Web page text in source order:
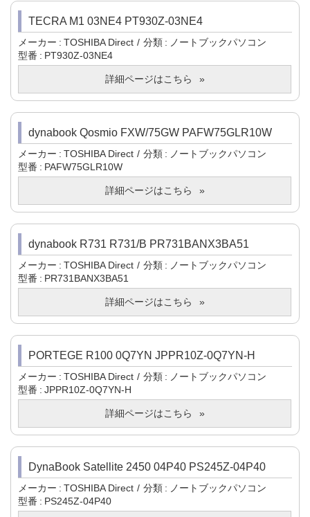
TECRA M1 03NE4 PT930Z-03NE4
メーカー TOSHIBA Direct 分類
ノートブックパソコン
型番
PT930Z-03NE4
詳細ページはこちら
dynabook Qosmio FXW/75GW PAFW75GLR10W
メーカー TOSHIBA Direct 分類
ノートブックパソコン
型番
PAFW75GLR10W
詳細ページはこちら
dynabook R731 R731/B PR731BANX3BA51
メーカー TOSHIBA Direct 分類
ノートブックパソコン
型番
PR731BANX3BA51
詳細ページはこちら
PORTEGE R100 0Q7YN JPPR10Z-0Q7YN-H
メーカー TOSHIBA Direct 分類
ノートブックパソコン
型番
JPPR10Z-0Q7YN-H
詳細ページはこちら
DynaBook Satellite 2450 04P40 PS245Z-04P40
メーカー TOSHIBA Direct 分類
ノートブックパソコン
型番
PS245Z-04P40